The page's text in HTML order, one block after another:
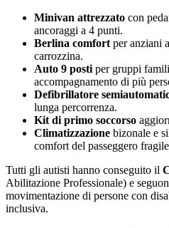
Minivan attrezzato con
ancoraggi a 4 punti.
Berlina comfort per anziani
carrozzina.
Auto 9 posti per gruppi
accompagnamento di più
Defibrillatore
lunga percorrenza.
Kit di primo soccorso
Climatizzazione bizonale e
comfort del passeggero
Tutti gli autisti hanno conseguito il
Abilitazione Professionale) e
movimentazione di persone con
inclusiva.